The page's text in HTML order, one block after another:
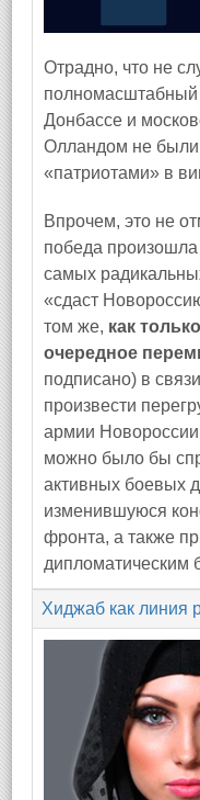
Отрадно, что не
полномасштабный
Донбассе и
Олландом не
«патриотами» в
Впрочем, это не
победа
самых
«сдаст
том же, как
очередное
подписано) в
произвести
армии
можно было бы
активных боевых
изменившуюся
фронта, а также
дипломатическим
Хиджаб как линия